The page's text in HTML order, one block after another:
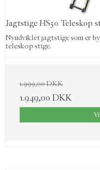
Jagtstige HS50 Teleskop
Nyudviklet jagtstige som er
teleskop stige.
1.999,00 DKK
1.949,00 DKK